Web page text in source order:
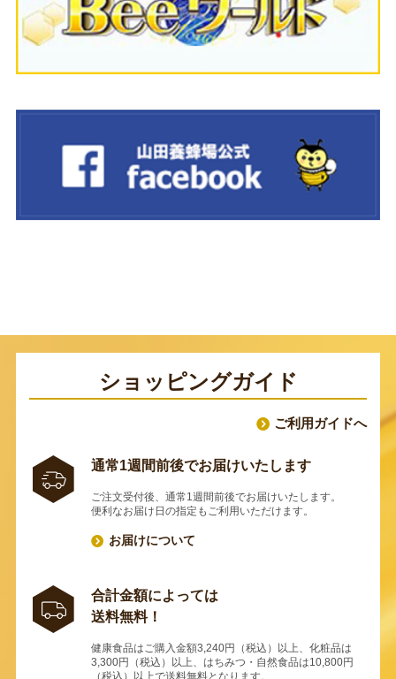
ショッピングガイド
ご利用ガイドへ
通常1週間前後でお届けいたします
ご注文受付後、通常1週間前後でお届けいたします。
便利なお届け日の指定もご利用いただけます。
お届けについて
合計金額によっては
送料無料！
健康食品はご購入金額3,240円（税込）以上、化粧品は
3,300円（税込）以上、はちみつ・自然食品は10,800円
（税込）以上で送料無料となります。